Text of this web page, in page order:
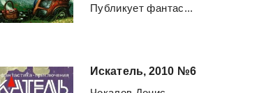
Публикует фантас...
Искатель, 2010 №6